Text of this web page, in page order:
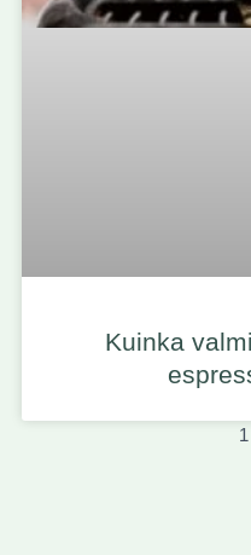
Kuinka
1